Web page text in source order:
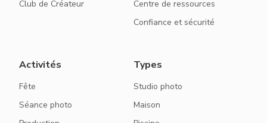
Club de Créateur
Centre de ressources
Confiance et sécurité
Activités
Fête
Séance photo
Types
Studio photo
Maison